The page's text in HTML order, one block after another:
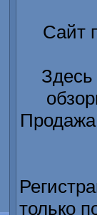
Сайт
Здесь
только